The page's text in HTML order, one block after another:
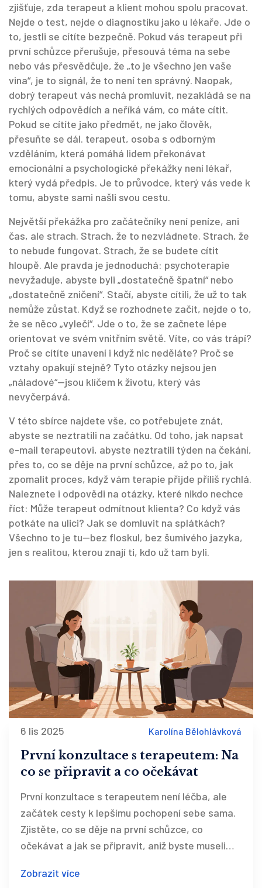
zjišťuje, zda terapeut a klient mohou spolu pracovat.
Nejde o test, nejde o diagnostiku jako u lékaře. Jde o
to, jestli se cítíte bezpečně. Pokud vás terapeut při
první schůzce přerušuje, přesouvá téma na sebe
nebo vás přesvědčuje, že „to je všechno jen vaše
vina“, je to signál, že to není ten správný. Naopak,
dobrý terapeut vás nechá promluvit, nezakládá se na
rychlých odpovědích a neříká vám, co máte cítit.
Pokud se cítíte jako předmět, ne jako člověk,
přesuňte se dál. terapeut, osoba s odborným
vzděláním, která pomáhá lidem překonávat
emocionální a psychologické překážky není lékař,
který vydá předpis. Je to průvodce, který vás vede k
tomu, abyste sami našli svou cestu.
Největší překážka pro začátečníky není peníze, ani
čas, ale strach. Strach, že to nezvládnete. Strach, že
to nebude fungovat. Strach, že se budete cítit
hloupě. Ale pravda je jednoduchá: psychoterapie
nevyžaduje, abyste byli „dostatečně špatní“ nebo
„dostatečně zničení“. Stačí, abyste cítili, že už to tak
nemůže zůstat. Když se rozhodnete začít, nejde o to,
že se něco „vylečí“. Jde o to, že se začnete lépe
orientovat ve svém vnitřním světě. Víte, co vás trápí?
Proč se cítíte unavení i když nic neděláte? Proč se
vztahy opakují stejně? Tyto otázky nejsou jen
„náladové“—jsou klíčem k životu, který vás
nevyčerpává.
V této sbírce najdete vše, co potřebujete znát,
abyste se neztratili na začátku. Od toho, jak napsat
e-mail terapeutovi, abyste neztratili týden na čekání,
přes to, co se děje na první schůzce, až po to, jak
zpomalit proces, když vám terapie přijde příliš rychlá.
Naleznete i odpovědi na otázky, které nikdo nechce
říct: Může terapeut odmítnout klienta? Co když vás
potkáte na ulici? Jak se domluvit na splátkách?
Všechno to je tu—bez floskul, bez šumivého jazyka,
jen s realitou, kterou znají ti, kdo už tam byli.
6 lis 2025 Karolína Bělohlávková
První konzultace s terapeutem: Na
co se připravit a co očekávat
První konzultace s terapeutem není léčba, ale
začátek cesty k lepšímu pochopení sebe sama.
Zjistěte, co se děje na první schůzce, co
očekávat a jak se připravit, aniž byste museli
Zobrazit více